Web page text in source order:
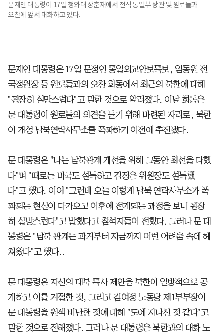
문재인 대통령이 17일 청와대 상춘재에서 전직 통일부 장관 및 원로들과
오찬에 앞서 대화하고 있다.
문재인 대통령은 17일 문정인 통일외교안보특보, 임동원 전
국정원장 등 원로들과의 오찬 회동에서 최근의 북한에 대해
"굉장히 실망스럽다"고 말한 것으로 알려졌다. 이날 회동은
문 대통령이 원로들의 의견을 듣기 위해 마련된 자리로, 북한
이 개성 남북연락사무소를 폭파하기 이전에 추진됐다.
문 대통령은 "나는 남북관계 개선을 위해 그동안 최선을 다했
다"며 "때로는 미국도 설득하고 김정은 위원장도 설득했
다"고 했다. 이어 "그런데 오늘 이렇게 남북 연락사무소가 폭
파되는 현실이 다가오고 이후에 전개되는 과정을 보니 굉장
히 실망스럽다"고 말했다고 참석자들이 전했다. 그러나 문 대
통령은 "남북 관계는 과거부터 지금까지 이런 어려움 속에 헤
쳐왔다"고 했다..
문 대통령은 자신의 대북 특사 제안을 북한이 일방적으로 공
개하고 이를 거절한 것, 그리고 김여정 노동당 제1부부장이
문 대통령을 원색 비난한 것에 대해 "도에 지나친 것 같다"고
말한 것으로 전해졌다. 그러나 문 대통령은 북한과의 대화 노